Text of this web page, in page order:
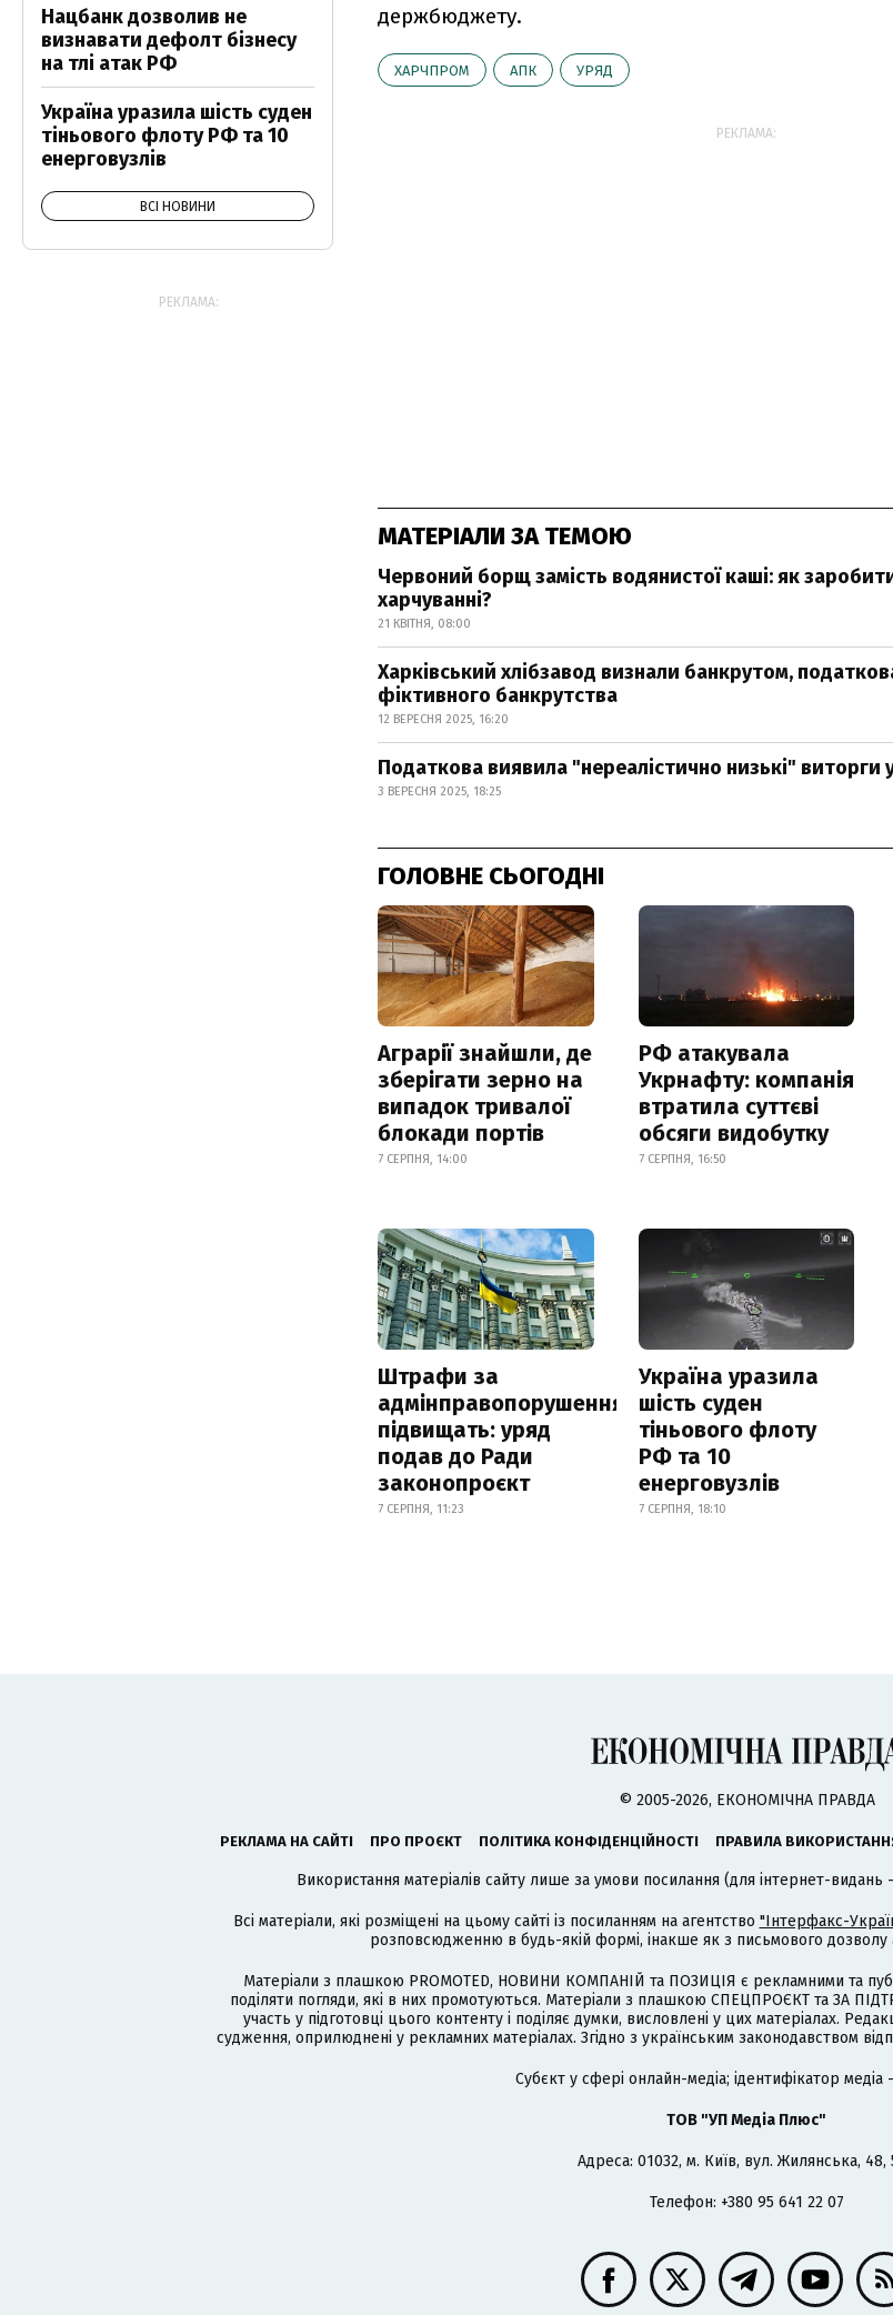
держбюджету.
ХАРЧПРОМ АПК УРЯД
РЕКЛАМА:
МАТЕРІАЛИ ЗА ТЕМОЮ
Червоний борщ замість водянистої каші: як
харчуванні?
21 КВІТНЯ, 08:00
Харківський хлібзавод визнали банкрутом,
фіктивного банкрутства
12 ВЕРЕСНЯ 2025, 16:20
Податкова виявила "нереалістично низькі" виторги
3 ВЕРЕСНЯ 2025, 18:25
ГОЛОВНЕ СЬОГОДНІ
Аграрії знайшли, де
зберігати зерно на
випадок тривалої
блокади портів
7 СЕРПНЯ, 14:00
РФ атакувала
Укрнафту: компанія
втратила суттєві
обсяги видобутку
7 СЕРПНЯ, 16:50
Штрафи за
адмінправопорушення
підвищать: уряд
подав до Ради
законопроєкт
7 СЕРПНЯ, 11:23
Україна уразила
шість суден
тіньового флоту
РФ та 10
енерговузлів
7 СЕРПНЯ, 18:10
Нацбанк дозволив не
визнавати дефолт бізнесу
на тлі атак РФ
Україна уразила шість суден
тіньового флоту РФ та 10
енерговузлів
ВСІ НОВИНИ
РЕКЛАМА:
© 2005-2026, ЕКОНОМІЧНА ПРАВДА
РЕКЛАМА НА САЙТІ ПРО ПРОЄКТ ПОЛІТИКА КОНФІДЕНЦІЙНОСТІ ПРАВИЛА
Використання матеріалів сайту лише за умови посилання (для інтернет-видань
Всі матеріали, які розміщені на цьому сайті із посиланням на агентство "Інтерфакс-
розповсюдженню в будь-якій формі, інакше як з письмового дозволу
Матеріали з плашкою PROMOTED, НОВИНИ КОМПАНІЙ та ПОЗИЦІЯ є рекламними та
поділяти погляди, які в них промотуються. Матеріали з плашкою СПЕЦПРОЄКТ та ЗА
участь у підготовці цього контенту і поділяє думки, висловлені у цих матеріалах.
судження, оприлюднені у рекламних матеріалах. Згідно з українським законодавством
Cубєкт у сфері онлайн-медіа; ідентифікатор медіа
ТОВ "УП Медіа Плюс"
Адреса: 01032, м. Київ, вул. Жилянська, 48,
Телефон: +380 95 641 22 07